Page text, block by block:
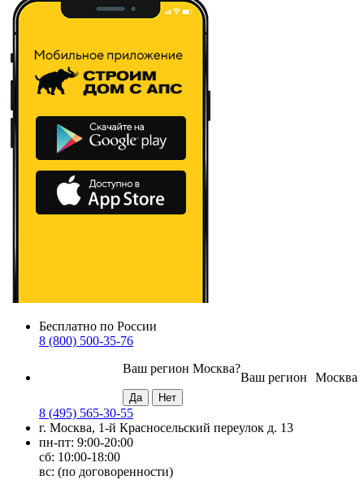
Бесплатно по России
8 (800) 500-35-76
Москва
Ваш регион
Ваш регион Москва?
8 (495) 565-30-55
г. Москва, 1-й Красносельский переулок д. 13
пн-пт: 9:00-20:00
сб: 10:00-18:00
вс: (по договоренности)